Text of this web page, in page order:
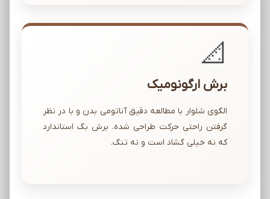
📐
برش ارگونومیک
الگوی شلوار با مطالعه دقیق آناتومی بدن و با در نظر
گرفتن راحتی حرکت طراحی شده. برش بگ استاندارد
که نه خیلی گشاد است و نه تنگ.